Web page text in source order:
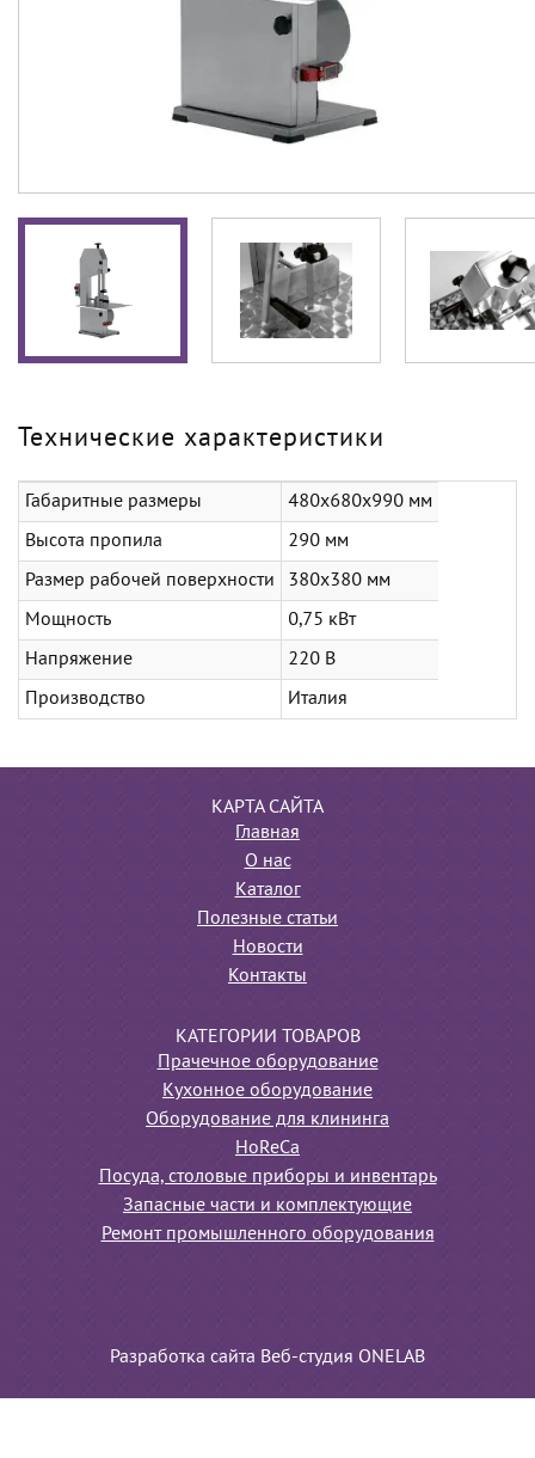
Технические характеристики
Габаритные размеры 480х680х990 мм
Высота пропила 290 мм
Размер рабочей поверхности 380х380 мм
Мощность 0,75 кВт
Напряжение 220 В
Производство Италия
КАРТА САЙТА
Главная
О нас
Каталог
Полезные статьи
Новости
Контакты
КАТЕГОРИИ ТОВАРОВ
Прачечное оборудование
Кухонное оборудование
Оборудование для клининга
HoReCa
Посуда, столовые приборы и инвентарь
Запасные части и комплектующие
Ремонт промышленного оборудования
Разработка сайта Веб-студия ONELAB